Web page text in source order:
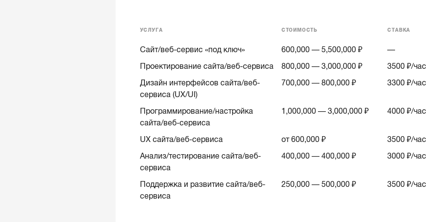
УСЛУГА СТОИМОСТЬ СТАВКА
Сайт/веб-сервис «под ключ» 600,000 — 5,500,000 ₽
—
Проектирование сайта/веб-сервиса
800,000 — 3,000,000 ₽ 3500 ₽/час
Дизайн интерфейсов сайта/веб-
сервиса (UX/UI)
700,000 — 800,000 ₽ 3300 ₽/час
Программирование/настройка
сайта/веб-сервиса
1,000,000 — 3,000,000 ₽ 4000 ₽/час
UX сайта/веб-сервиса от 600,000 ₽ 3500 ₽/час
Анализ/тестирование сайта/веб-
сервиса
400,000 — 400,000 ₽ 3000 ₽/час
Поддержка и развитие сайта/веб-
сервиса
250,000 — 500,000 ₽ 3500 ₽/час